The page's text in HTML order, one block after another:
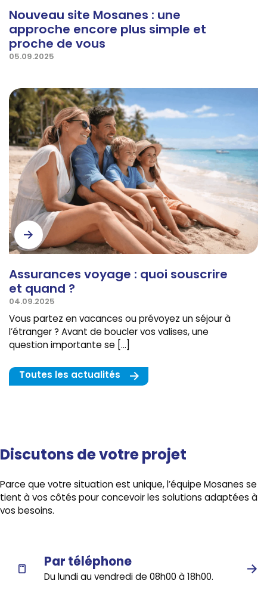
Nouveau site Mosanes : une
approche encore plus simple et
proche de vous
05.09.2025
Assurances voyage : quoi souscrire
et quand ?
04.09.2025
Vous partez en vacances ou prévoyez un séjour à
l’étranger ? Avant de boucler vos valises, une
question importante se […]
Toutes les actualités
Discutons de votre projet
Parce que votre situation est unique, l’équipe Mosanes se
tient à vos côtés pour concevoir les solutions adaptées à
vos besoins.
Par téléphone
Du lundi au vendredi de 08h00 à 18h00.